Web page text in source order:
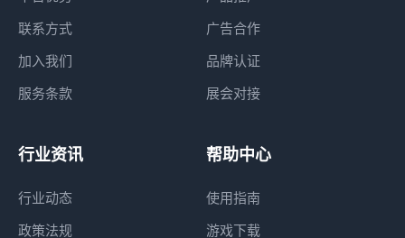
联系方式
加入我们
服务条款
广告合作
品牌认证
展会对接
行业资讯
行业动态
政策法规
帮助中心
使用指南
游戏下载